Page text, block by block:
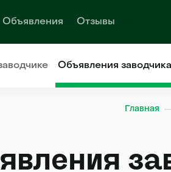
Объявления Отзывы
Объявлениязаводчика
Главная